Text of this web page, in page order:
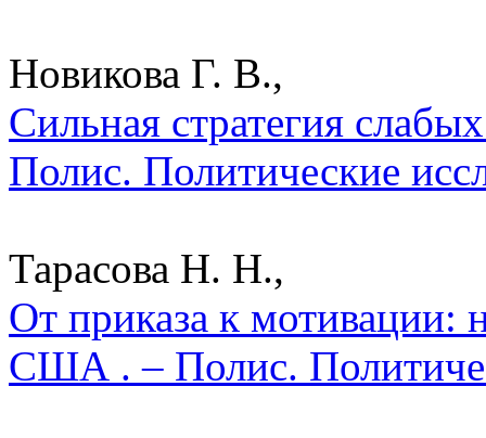
Новикова Г. В.,
Сильная стратегия
Полис. Политические
Тарасова Н. Н.,
От приказа к мотивации:
США . – Полис.